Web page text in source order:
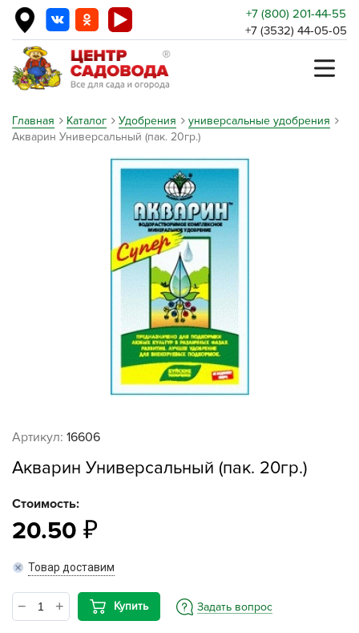
+7 (800) 201-44-55
+7 (3532) 44-05-05
Главная Каталог Удобрения
универсальные удобрения
Акварин Универсальный (пак. 20гр.)
Артикул: 16606
Акварин Универсальный (пак. 20гр.)
Стоимость:
20.50
Товар доставим
Купить Задать вопрос